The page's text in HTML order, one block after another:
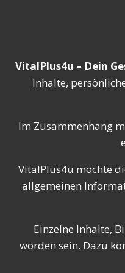
VitalPlus4u – Dein
Inhalte,
Im Zusammenhang
VitalPlus4u möchte
allgemeinen
Einzelne Inhalte,
worden sein. Dazu